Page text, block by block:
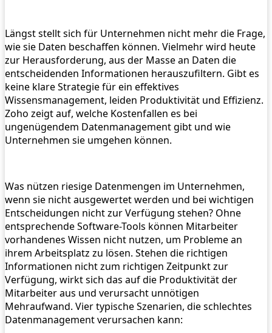
Längst stellt sich für Unternehmen nicht mehr die Frage,
wie sie Daten beschaffen können. Vielmehr wird heute
zur Herausforderung, aus der Masse an Daten die
entscheidenden Informationen herauszufiltern. Gibt es
keine klare Strategie für ein effektives
Wissensmanagement, leiden Produktivität und Effizienz.
Zoho zeigt auf, welche Kostenfallen es bei
ungenügendem Datenmanagement gibt und wie
Unternehmen sie umgehen können.
Was nützen riesige Datenmengen im Unternehmen,
wenn sie nicht ausgewertet werden und bei wichtigen
Entscheidungen nicht zur Verfügung stehen? Ohne
entsprechende Software-Tools können Mitarbeiter
vorhandenes Wissen nicht nutzen, um Probleme an
ihrem Arbeitsplatz zu lösen. Stehen die richtigen
Informationen nicht zum richtigen Zeitpunkt zur
Verfügung, wirkt sich das auf die Produktivität der
Mitarbeiter aus und verursacht unnötigen
Mehraufwand. Vier typische Szenarien, die schlechtes
Datenmanagement verursachen kann: